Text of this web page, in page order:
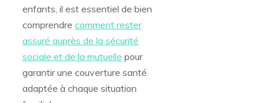
enfants, il est essentiel de bien
comprendre comment rester
assuré auprès de la sécurité
sociale et de la mutuelle pour
garantir une couverture santé
adaptée à chaque situation